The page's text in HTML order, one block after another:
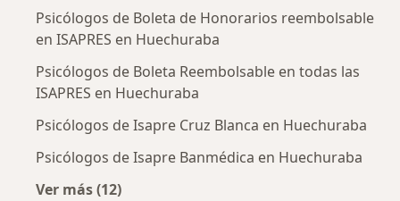
Psicólogos de Boleta de Honorarios reembolsable
en ISAPRES en Huechuraba
Psicólogos de Boleta Reembolsable en todas las
ISAPRES en Huechuraba
Psicólogos de Isapre Cruz Blanca en Huechuraba
Psicólogos de Isapre Banmédica en Huechuraba
Ver más (12)